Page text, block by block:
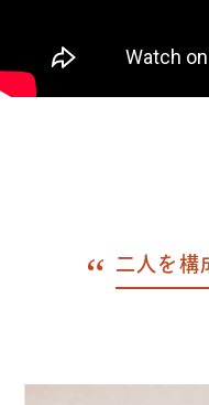
二人を構